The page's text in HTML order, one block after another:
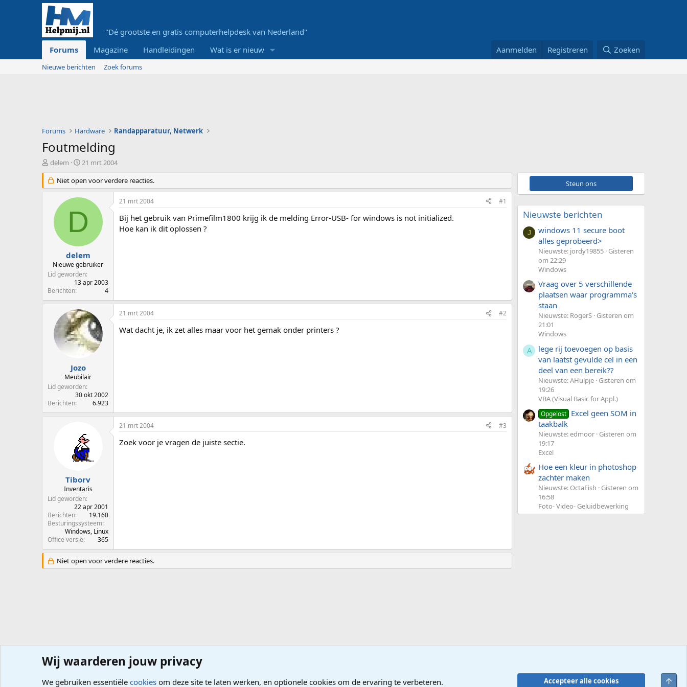
"Dé grootste en gratis computerhelpdesk van Nederland"
Forums
Magazine Handleidingen Wat is er nieuw Aanmelden Registreren Zoeken
Nieuwe berichten Zoek forums
Forums Hardware Randapparatuur, Netwerk
Foutmelding
O
d
e
r
e
r
delem
S
a
r
t
a
t
m
21 mrt 2004
Niet open voor verdere reacties.
D
delem
Nieuwe gebruiker
Lid geworden
13 apr 2003
Berichten
4
21 mrt 2004 #1
Bij het gebruik van Primefilm1800 krijg ik de melding Error-USB- for windows is not initialized.
Hoe kan ik dit oplossen ?
Jozo
Meubilair
Lid geworden
30 okt 2002
Berichten
6.923
21 mrt 2004 #2
Wat dacht je, ik zet alles maar voor het gemak onder printers ?
Tiborv
Inventaris
Lid geworden
22 apr 2001
Berichten
19.160
Besturingssysteem
Windows, Linux
Office versie
365
21 mrt 2004 #3
Zoek voor je vragen de juiste sectie.
Niet open voor verdere reacties.
Steun ons
Nieuwste berichten
J
windows 11 secure boot
alles geprobeerd>
Nieuwste: jordy19855 Gisteren
om 22:29
Windows
Vraag over 5 verschillende
plaatsen waar programma's
staan
Nieuwste: RogerS Gisteren om
21:01
Windows
A
lege rij toevoegen op basis
van laatst gevulde cel in een
deel van een bereik??
Nieuwste: AHulpje Gisteren om
19:26
VBA (Visual Basic for Appl.)
Opgelost Excel geen SOM in
taakbalk
Nieuwste: edmoor Gisteren om
19:17
Excel
Hoe een kleur in photoshop
zachter maken
Nieuwste: OctaFish
Gisteren om
16:58
Foto- Video- Geluidbewerking
Forums Randapparatuur, Netwerk
Wij waarderen jouw privacy
We gebruiken essentiële cookies om deze site te laten werken, en optionele cookies om de ervaring te verbeteren. Accepteer alle cookies